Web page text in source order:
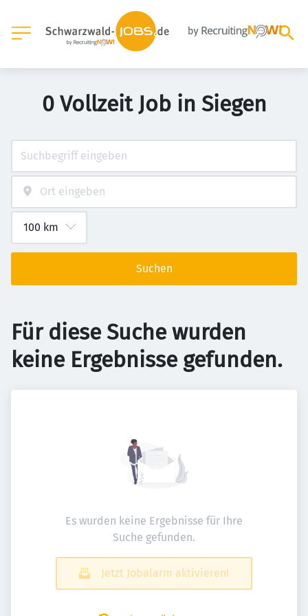
0 Vollzeit Job in Siegen
Suchen
Für diese Suche wurden
keine Ergebnisse gefunden.
Es wurden keine Ergebnisse für Ihre
Suche gefunden.
Jetzt Jobalarm aktivieren!